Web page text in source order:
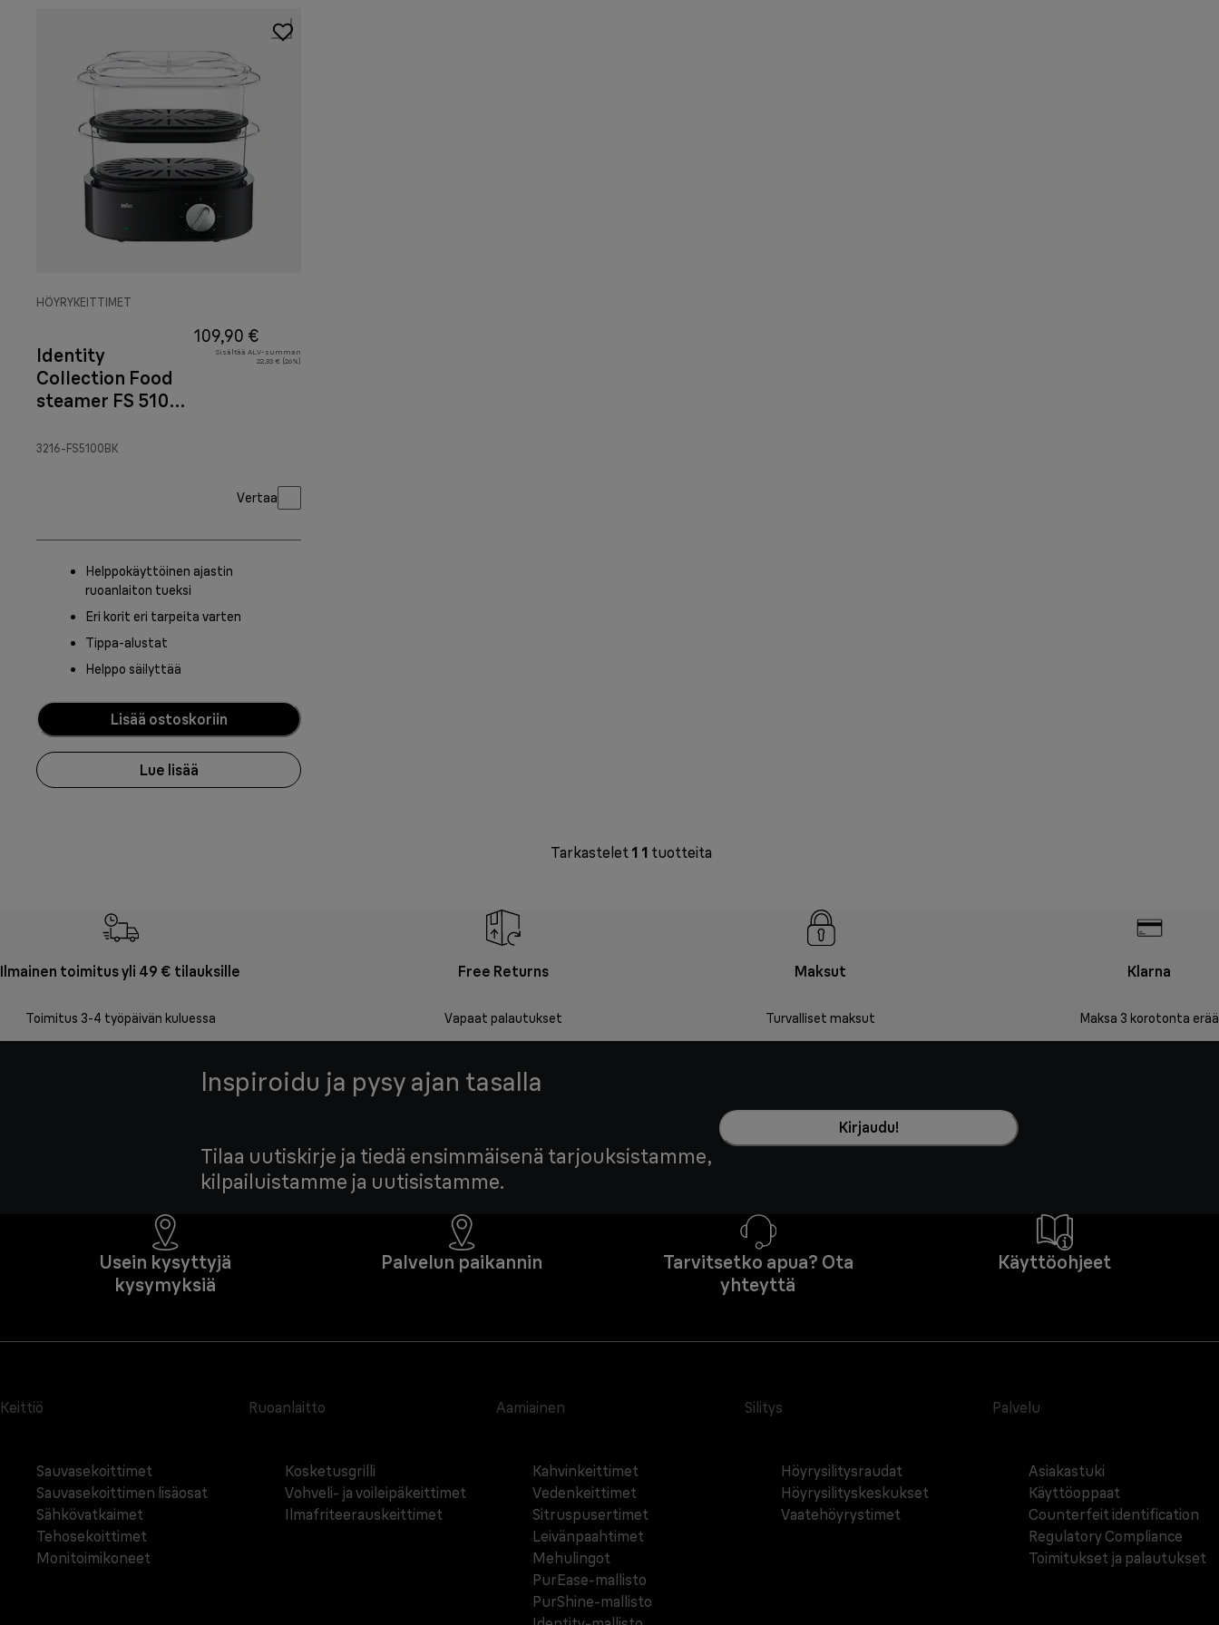
HÖYRYKEITTIMET
Identity
Collection Food
steamer FS 5100
3216-FS5100BK
109,90 €
Sisältää ALV-summan
22,33 € (26%)
Vertaa
Helppokäyttöinen ajastin
ruoanlaiton tueksi
Eri korit eri tarpeita varten
Tippa-alustat
Helppo säilyttää
Lisää ostoskoriin
Lue lisää
Tarkastelet 1 1 tuotteita
Ilmainen toimitus yli 49 € tilauksille
Toimitus 3-4 työpäivän kuluessa
Free Returns
Vapaat palautukset
Maksut
Turvalliset maksut
Klarna
Maksa 3 korotonta erää
Inspiroidu ja pysy ajan tasalla
Tilaa uutiskirje ja tiedä ensimmäisenä tarjouksistamme,
kilpailuistamme ja uutisistamme.
Kirjaudu!
Usein kysyttyjä
kysymyksiä
Palvelun paikannin
Tarvitsetko apua? Ota
yhteyttä
Käyttöohjeet
Keittiö
Sauvasekoittimet
Sauvasekoittimen lisäosat
Sähkövatkaimet
Tehosekoittimet
Monitoimikoneet
Ruoanlaitto
Kosketusgrilli
Vohveli- ja voileipäkeittimet
Ilmafriteerauskeittimet
Aamiainen
Kahvinkeittimet
Vedenkeittimet
Sitruspusertimet
Leivänpaahtimet
Mehulingot
PurEase-mallisto
PurShine-mallisto
Silitys
Höyrysilitysraudat
Höyrysilityskeskukset
Vaatehöyrystimet
Palvelu
Asiakastuki
Käyttöoppaat
Counterfeit identification
Regulatory Compliance
Toimitukset ja palautukset